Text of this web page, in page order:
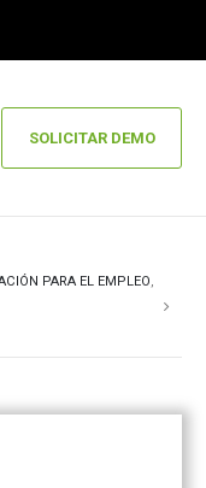
SOLICITAR DEMO
PARA EL EMPLEO,